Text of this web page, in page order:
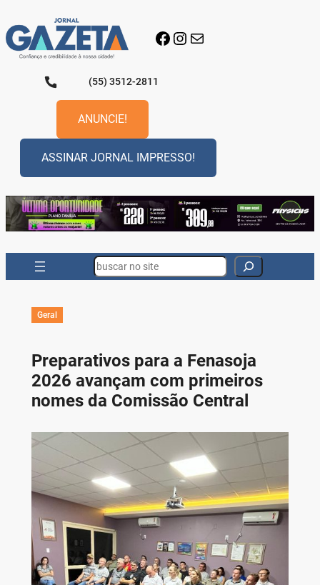
para
o
conteúdo
Facebook
Instagram
E-mail
(55) 3512-2811
ANUNCIE!
ASSINAR JORNAL IMPRESSO!
Search
Geral
Preparativos para a Fenasoja
2026 avançam com primeiros
nomes da Comissão Central